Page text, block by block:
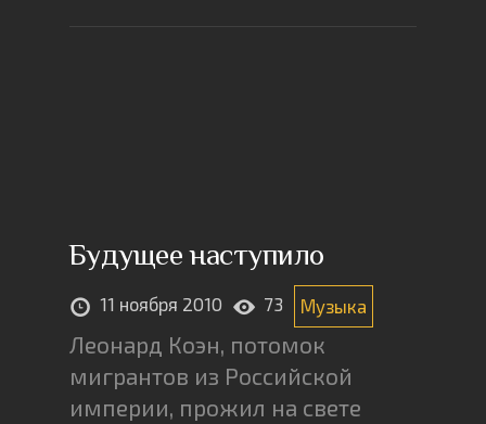
Будущее наступило
11 ноября 2010 73 Музыка
Леонард Коэн, потомок
мигрантов из Российской
империи, прожил на свете